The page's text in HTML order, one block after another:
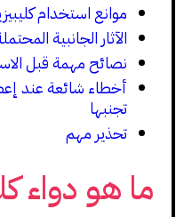
موانع استخدام
الآثار الجانبية
نصائح مهمة قبل
أخطاء شائعة عند
تجنبها
تحذير مهم
ما هو دواء